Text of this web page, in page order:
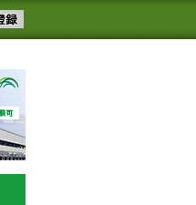
スメール配信を登録す